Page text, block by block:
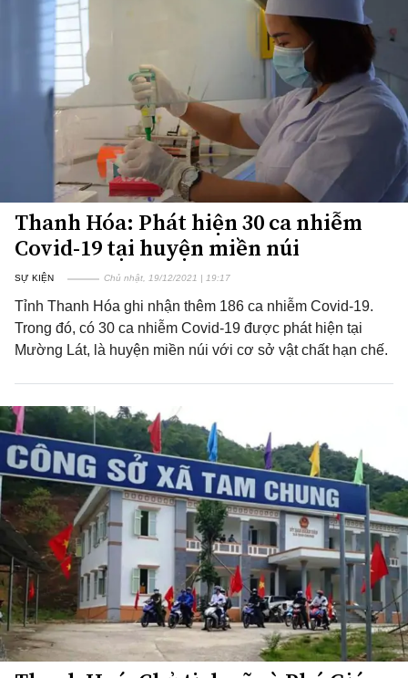
Thanh Hóa: Phát hiện 30 ca nhiễm
Covid-19 tại huyện miền núi
SỰ KIỆN Chủ nhật, 19/12/2021 | 19:17
Tỉnh Thanh Hóa ghi nhận thêm 186 ca nhiễm Covid-19.
Trong đó, có 30 ca nhiễm Covid-19 được phát hiện tại
Mường Lát, là huyện miền núi với cơ sở vật chất hạn chế.